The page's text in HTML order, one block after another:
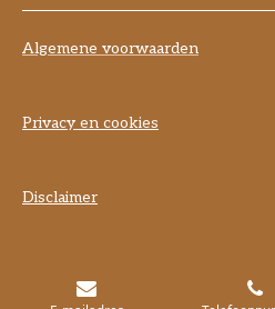
Algemene voorwaarden
Privacy en cookies
Disclaimer